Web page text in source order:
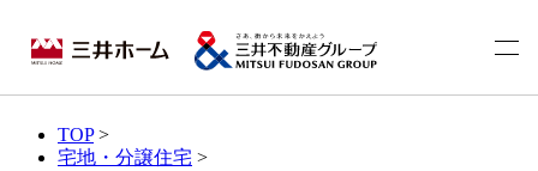
TOP>
宅地・分譲住宅 >